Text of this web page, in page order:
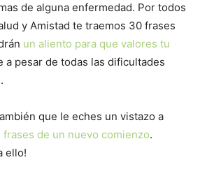
de alguna enfermedad. Por todos
y Amistad te traemos 30 frases
un aliento para que valores tu
a pesar de todas las dificultades
que le eches un vistazo a
frases de un nuevo comienzo.
ello!